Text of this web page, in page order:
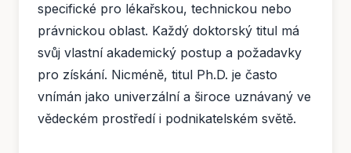
specifické pro lékařskou, technickou nebo
právnickou oblast. Každý doktorský titul má
svůj vlastní akademický postup a požadavky
pro získání. Nicméně, titul Ph.D. je často
vnímán jako univerzální a široce uznávaný ve
vědeckém prostředí i podnikatelském světě.